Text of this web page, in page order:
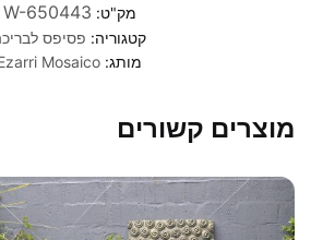
מק"ט: W-650443
קטגוריה: פסיפס
מותג: Mosaico
מוצרים קשורים